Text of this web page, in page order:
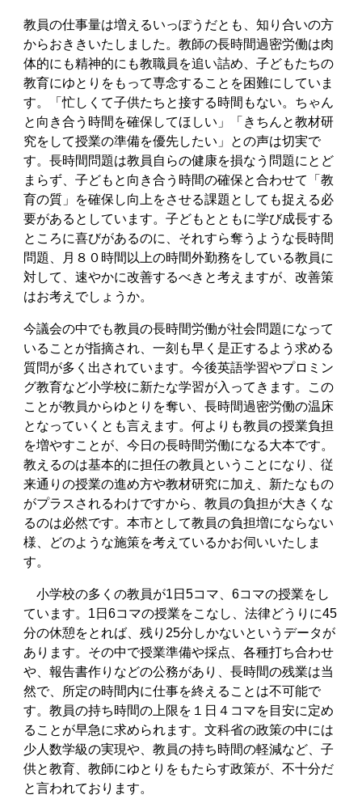
教員の仕事量は増えるいっぽうだとも、知り合いの方
からおききいたしました。教師の長時間過密労働は肉
体的にも精神的にも教職員を追い詰め、子どもたちの
教育にゆとりをもって専念することを困難にしていま
す。「忙しくて子供たちと接する時間もない。ちゃん
と向き合う時間を確保してほしい」「きちんと教材研
究をして授業の準備を優先したい」との声は切実で
す。長時間問題は教員自らの健康を損なう問題にとど
まらず、子どもと向き合う時間の確保と合わせて「教
育の質」を確保し向上をさせる課題としても捉える必
要があるとしています。子どもとともに学び成長する
ところに喜びがあるのに、それすら奪うような長時間
問題、月８０時間以上の時間外勤務をしている教員に
対して、速やかに改善するべきと考えますが、改善策
はお考えでしょうか。
今議会の中でも教員の長時間労働が社会問題になって
いることが指摘され、一刻も早く是正するよう求める
質問が多く出されています。今後英語学習やプロミン
グ教育など小学校に新たな学習が入ってきます。この
ことが教員からゆとりを奪い、長時間過密労働の温床
となっていくとも言えます。何よりも教員の授業負担
を増やすことが、今日の長時間労働になる大本です。
教えるのは基本的に担任の教員ということになり、従
来通りの授業の進め方や教材研究に加え、新たなもの
がプラスされるわけですから、教員の負担が大きくな
るのは必然です。本市として教員の負担増にならない
様、どのような施策を考えているかお伺いいたしま
す。
小学校の多くの教員が1日5コマ、6コマの授業をし
ています。1日6コマの授業をこなし、法律どうりに45
分の休憩をとれば、残り25分しかないというデータが
あります。その中で授業準備や採点、各種打ち合わせ
や、報告書作りなどの公務があり、長時間の残業は当
然で、所定の時間内に仕事を終えることは不可能で
す。教員の持ち時間の上限を１日４コマを目安に定め
ることが早急に求められます。文科省の政策の中には
少人数学級の実現や、教員の持ち時間の軽減など、子
供と教育、教師にゆとりをもたらす政策が、不十分だ
と言われております。